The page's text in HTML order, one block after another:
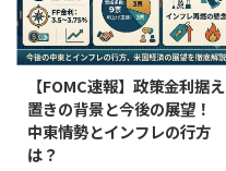
【FOMC速報】政策金利据え
置きの背景と今後の展望！
中東情勢とインフレの行方
は？